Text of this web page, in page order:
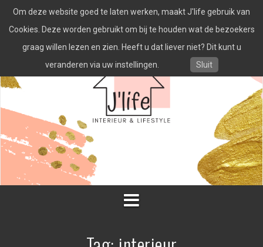
naar
inhoud
Om deze website goed te laten werken, maakt J'life gebruik van
Cookies. Deze worden gebruikt om bij te houden wat de bezoekers
graag willen lezen en zien. Heeft u dat liever niet? Dit kunt u
veranderen via uw instellingen.
Sluit